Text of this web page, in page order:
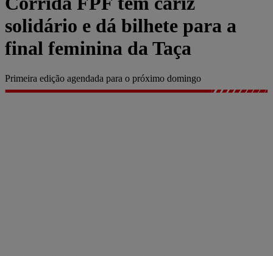
solidário e dá bilhete para a
final feminina da Taça
Primeira edição agendada para o próximo domingo